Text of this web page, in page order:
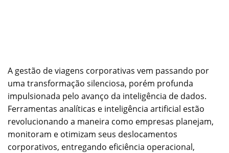
A gestão de viagens corporativas vem passando por
uma transformação silenciosa, porém profunda
impulsionada pelo avanço da inteligência de dados.
Ferramentas analíticas e inteligência artificial estão
revolucionando a maneira como empresas planejam,
monitoram e otimizam seus deslocamentos
corporativos, entregando eficiência operacional,